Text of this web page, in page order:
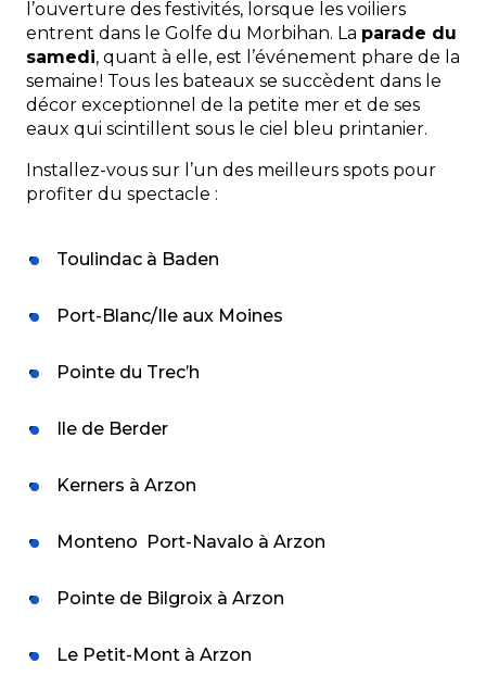
l’ouverture des festivités, lorsque les voiliers
entrent dans le Golfe du Morbihan. La parade du
samedi, quant à elle, est l’événement phare de la
semaine ! Tous les bateaux se succèdent dans le
décor exceptionnel de la petite mer et de ses
eaux qui scintillent sous le ciel bleu printanier.
Installez-vous sur l’un des meilleurs spots pour
profiter du spectacle :
Toulindac à Baden
Port-Blanc/Ile aux Moines
Pointe du Trec’h
Ile de Berder
Kerners à Arzon
Monteno Port-Navalo à Arzon
Pointe de Bilgroix à Arzon
Le Petit-Mont à Arzon